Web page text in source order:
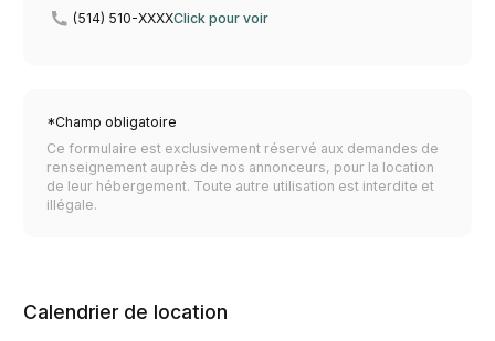
(514) 510-XXXXClick pour voir
*Champ obligatoire
Ce formulaire est exclusivement réservé aux demandes de
renseignement auprès de nos annonceurs, pour la location
de leur hébergement. Toute autre utilisation est interdite et
illégale.
Calendrier de location